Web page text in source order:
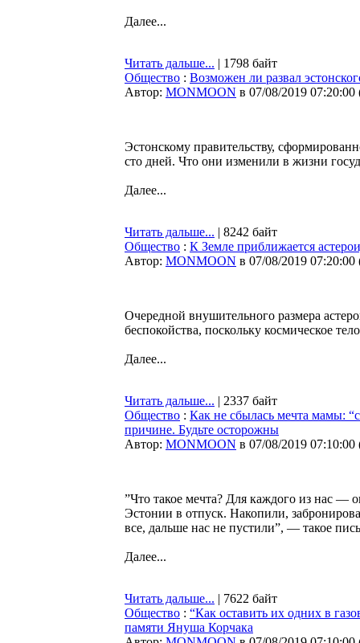
Далее...
Читать дальше... | 1798 байт
Общество : Возможен ли развал
Автор: MONMOON в 07/08/2019 07:20:00
Эстонскому правительству,
сто дней. Что они изменили в жизни
Далее...
Читать дальше... | 8242 байт
Общество : К Земле приближается
Автор: MONMOON в 07/08/2019 07:20:00
Очередной внушительного размера
беспокойства, поскольку космическое
Далее...
Читать дальше... | 2337 байт
Общество : Как не сбылась мечта мамы:
причине. Будьте осторожны
Автор: MONMOON в 07/08/2019 07:10:00
”Что такое мечта? Для каждого из нас —
Эстонии в отпуск. Накопили,
все, дальше нас не пустили”, — такое
Далее...
Читать дальше... | 7622 байт
Общество : “Как оставить их одних в
памяти Януша Корчака